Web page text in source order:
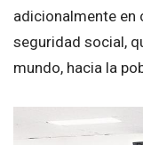
adicionalmente en
seguridad social,
mundo, hacia la